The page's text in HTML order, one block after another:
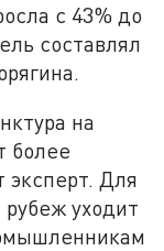
с 43% до
составлял
на
более
Для
уходит